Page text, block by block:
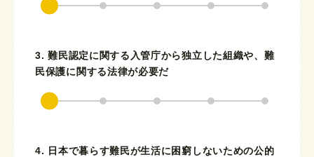
3. 難民認定に関する入管庁から独立した組織や、難
民保護に関する法律が必要だ
4. 日本で暮らす難民が生活に困窮しないための公的